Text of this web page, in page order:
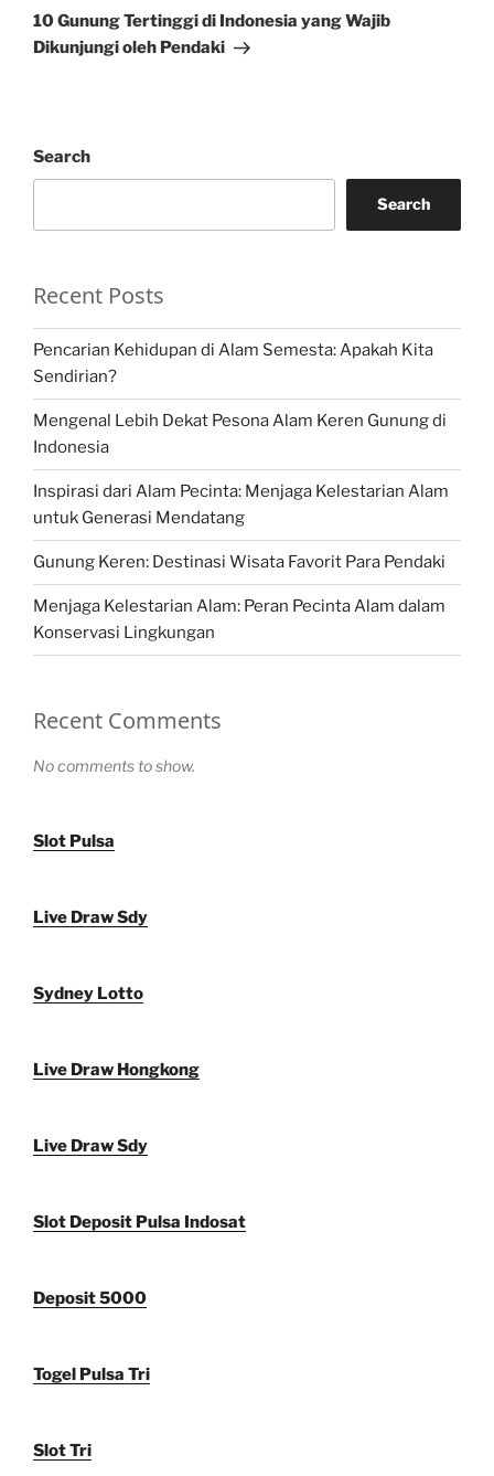
Post
10 Gunung Tertinggi di Indonesia yang Wajib
Dikunjungi oleh Pendaki
Search
Search
Recent Posts
Pencarian Kehidupan di Alam Semesta: Apakah Kita
Sendirian?
Mengenal Lebih Dekat Pesona Alam Keren Gunung di
Indonesia
Inspirasi dari Alam Pecinta: Menjaga Kelestarian Alam
untuk Generasi Mendatang
Gunung Keren: Destinasi Wisata Favorit Para Pendaki
Menjaga Kelestarian Alam: Peran Pecinta Alam dalam
Konservasi Lingkungan
Recent Comments
No comments to show.
Slot Pulsa
Live Draw Sdy
Sydney Lotto
Live Draw Hongkong
Live Draw Sdy
Slot Deposit Pulsa Indosat
Deposit 5000
Togel Pulsa Tri
Slot Tri